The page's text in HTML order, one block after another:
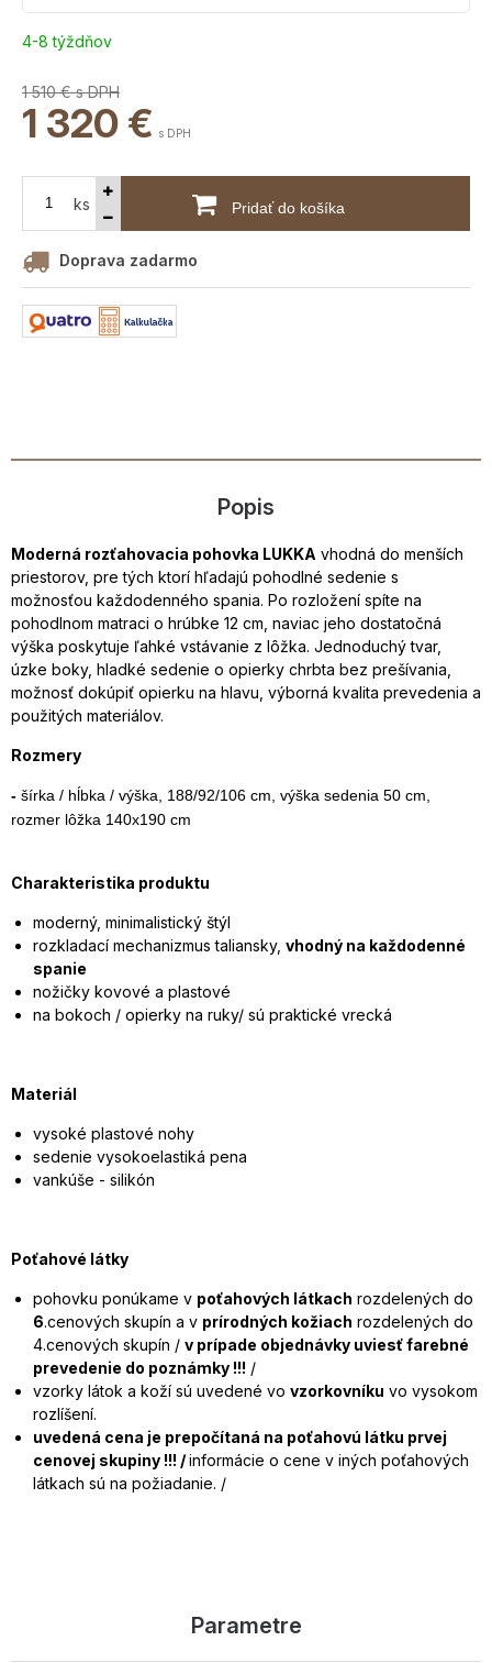
4-8 týždňov
1 510 €s DPH
1 320 € s DPH
ks Pridať do košíka
Doprava zadarmo
Popis
Moderná rozťahovacia pohovka LUKKA vhodná do menších
priestorov, pre tých ktorí hľadajú pohodlné sedenie s
možnosťou každodenného spania. Po rozložení spíte na
pohodlnom matraci o hrúbke 12 cm, naviac jeho dostatočná
výška poskytuje ľahké vstávanie z lôžka. Jednoduchý tvar,
úzke boky, hladké sedenie o opierky chrbta bez prešívania,
možnosť dokúpiť opierku na hlavu, výborná kvalita prevedenia a
použitých materiálov.
Rozmery
- šírka / hĺbka / výška, 188/92/106 cm , výška sedenia 50 cm
rozmer lôžka 140x190 cm
Charakteristika produktu
moderný, minimalistický štýl
rozkladací mechanizmus taliansky, vhodný na každodenné
spanie
nožičky kovové a plastové
na bokoch / opierky na ruky/ sú praktické vrecká
Materiál
vysoké plastové nohy
sedenie vysokoelastiká pena
vankúše - silikón
Poťahové látky
pohovku ponúkame v poťahových látkach rozdelených do
6.cenových skupín a v prírodných kožiach rozdelených do
4.cenových skupín / v prípade objednávky uviesť farebné
prevedenie do poznámky !!! /
vzorky látok a koží sú uvedené vo vzorkovníku vo vysokom
rozlíšení.
uvedená cena je prepočítaná na poťahovú látku prvej
cenovej skupiny !!! /informácie o cene v iných poťahových
látkach sú na požiadanie. /
Parametre